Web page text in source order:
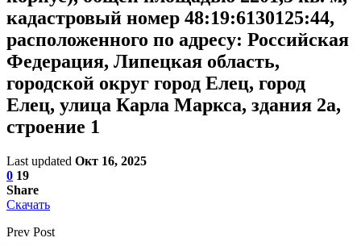
кадастровый номер 48:19:6130125:44,
расположенного по адресу: Российская
Федерация, Липецкая область,
городской округ город Елец, город
Елец, улица Карла Маркса, здания 2а,
строение 1
Last updated Окт 16, 2025
0 19
Share
Скачать
Prev Post